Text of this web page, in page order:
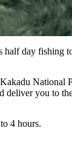
half day fishing
National
deliver you to
4 hours.